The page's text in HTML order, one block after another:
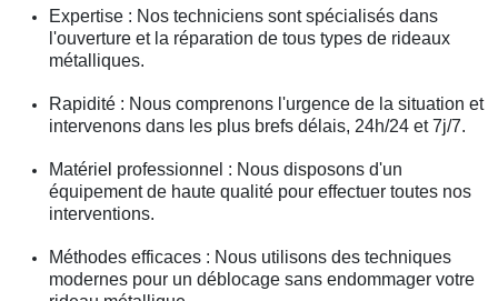
Expertise : Nos techniciens sont spécialisés dans
l'ouverture et la réparation de tous types de rideaux
métalliques.
Rapidité : Nous comprenons l'urgence de la situation et
intervenons dans les plus brefs délais, 24h/24 et 7j/7.
Matériel professionnel : Nous disposons d'un
équipement de haute qualité pour effectuer toutes nos
interventions.
Méthodes efficaces : Nous utilisons des techniques
modernes pour un déblocage sans endommager votre